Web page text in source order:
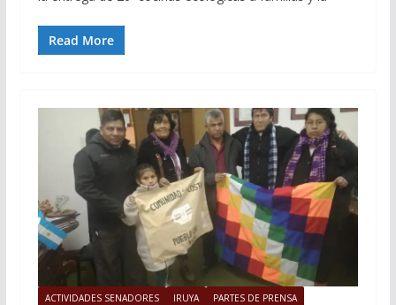
Read More
ACTIVIDADES SENADORES IRUYA PARTES DE PRENSA